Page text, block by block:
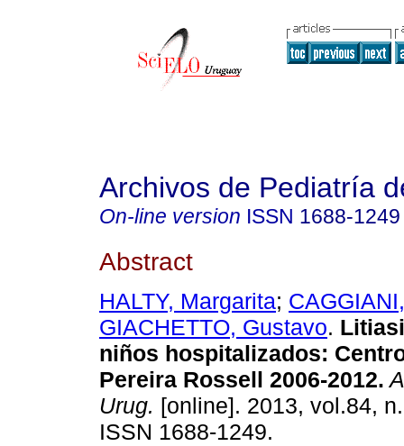
Archivos de Pediatría
On-line version ISSN 1688-1249
Abstract
HALTY, Margarita;
GIACHETTO, Gustavo.
niños hospitalizados:
Pereira Rossell 2006-2012.
Urug. [online]. 2013, vol.84,
ISSN 1688-1249.